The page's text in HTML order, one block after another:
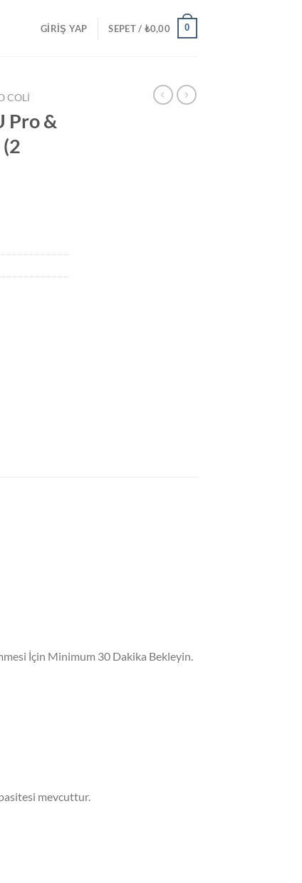
GIRIŞ YAP SEPET / ₺0,00 0
COLI
Pro &
İçin Minimum 30 Dakika Bekleyin.
mevcuttur.